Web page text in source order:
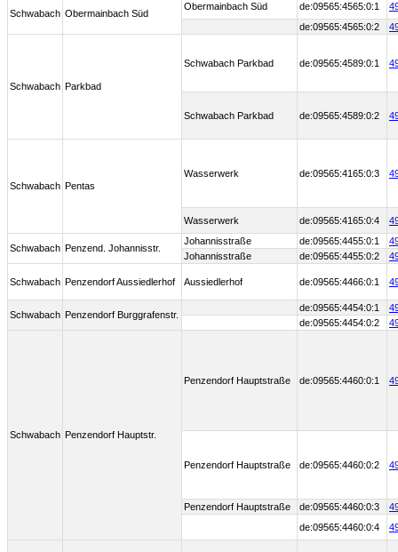
Schwabach Obermainbach Süd
Obermainbach Süd de:09565:4565:0:1
de:09565:4565:0:2
Schwabach Parkbad
Schwabach Parkbad de:09565:4589:0:1
Schwabach Parkbad de:09565:4589:0:2
Schwabach Pentas
Wasserwerk de:09565:4165:0:3
Wasserwerk de:09565:4165:0:4
Schwabach Penzend. Johannisstr.
Johannisstraße de:09565:4455:0:1
Johannisstraße
de:09565:4455:0:2
Schwabach Penzendorf Aussiedlerhof Aussiedlerhof de:09565:4466:0:1
Schwabach Penzendorf Burggrafenstr.
de:09565:4454:0:1
de:09565:4454:0:2
Schwabach Penzendorf Hauptstr.
Penzendorf Hauptstraße de:09565:4460:0:1
Penzendorf Hauptstraße de:09565:4460:0:2
Penzendorf Hauptstraße de:09565:4460:0:3
de:09565:4460:0:4